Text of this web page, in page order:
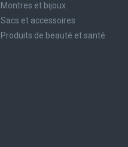
Montres et bijoux
Sacs et accessoires
Produits de beauté et santé